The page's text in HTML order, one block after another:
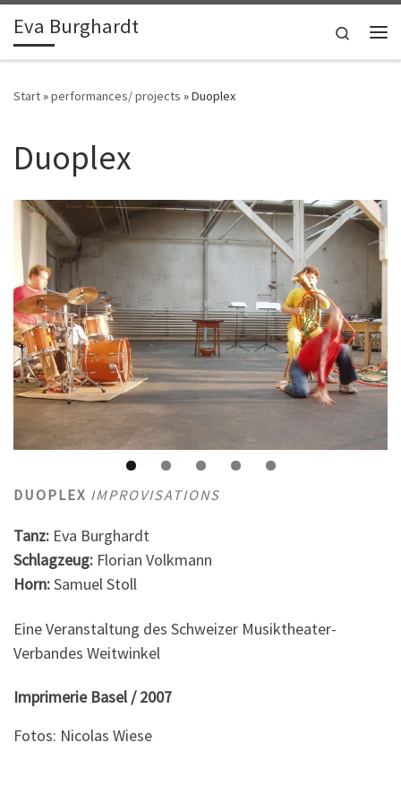
Zum Inhalt springen
Eva Burghardt
Search
Start»performances/ projects »Duoplex
Duoplex
DUOPLEX IMPROVISATIONS
Tanz: Eva Burghardt
Schlagzeug: Florian Volkmann
Horn:Samuel Stoll
Eine Veranstaltung des Schweizer Musiktheater-
Verbandes Weitwinkel
Imprimerie Basel / 2007
Fotos: Nicolas Wiese